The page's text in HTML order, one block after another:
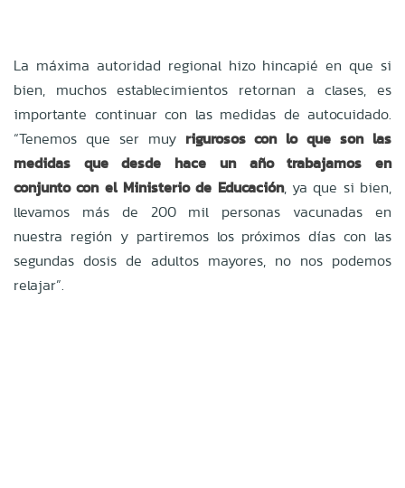
La máxima autoridad regional hizo hincapié en que si
bien, muchos establecimientos retornan a clases, es
importante continuar con las medidas de autocuidado.
“Tenemos que ser muy rigurosos con lo que son las
medidas que desde hace un año trabajamos en
conjunto con el Ministerio de Educación, ya que si bien,
llevamos más de 200 mil personas vacunadas en
nuestra región y partiremos los próximos días con las
segundas dosis de adultos mayores, no nos podemos
relajar”.